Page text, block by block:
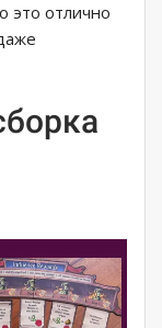
это отлично